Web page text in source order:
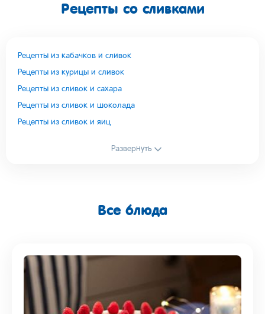
Рецепты со сливками
Рецепты из кабачков и сливок
Рецепты из курицы и сливок
Рецепты из сливок и сахара
Рецепты из сливок и шоколада
Рецепты из сливок и яиц
Развернуть
Все блюда